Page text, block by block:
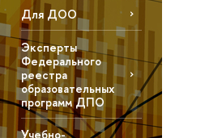
Для ДОО
Эксперты
Федерального
реестра
образовательных
программ ДПО
Учебно-